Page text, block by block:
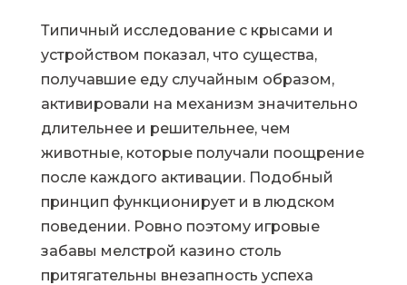
Типичный исследование с крысами и
устройством показал, что существа,
получавшие еду случайным образом,
активировали на механизм значительно
длительнее и решительнее, чем
животные, которые получали поощрение
после каждого активации. Подобный
принцип функционирует и в людском
поведении. Ровно поэтому игровые
забавы мелстрой казино столь
притягательны внезапность успеха